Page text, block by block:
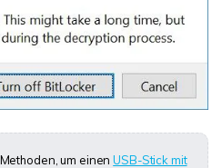
um einenUSB-Stick mit